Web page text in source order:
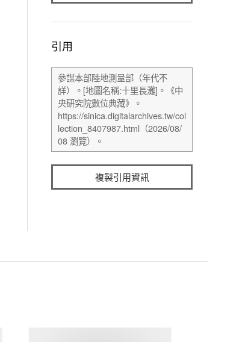
引用
複製引用資訊